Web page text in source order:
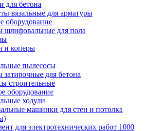
для бетона
вязальные для арматуры
оборудование
для пола
и коперы
пылесосы
для бетона
строительные
оборудование
ходули
машинки для стен и потолка
для электротехнических работ 1000